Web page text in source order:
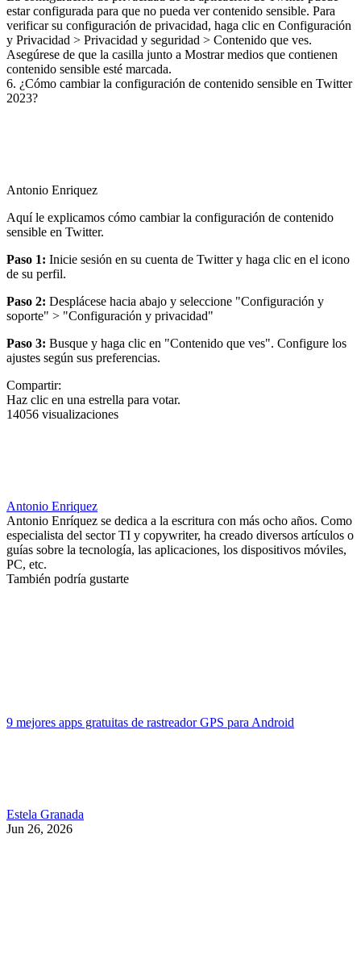
estar configurada para que no pueda ver contenido sensible. Para
verificar su configuración de privacidad, haga clic en Configuración
y Privacidad > Privacidad y seguridad > Contenido que ves.
Asegúrese de que la casilla junto a Mostrar medios que contienen
contenido sensible esté marcada.
6. ¿Cómo cambiar la configuración de contenido sensible en Twitter
2023?
Antonio Enriquez
Aquí le explicamos cómo cambiar la configuración de contenido
sensible en Twitter.
Paso 1: Inicie sesión en su cuenta de Twitter y haga clic en el icono
de su perfil.
Paso 2: Desplácese hacia abajo y seleccione "Configuración y
soporte" > "Configuración y privacidad"
Paso 3: Busque y haga clic en "Contenido que ves". Configure los
ajustes según sus preferencias.
Compartir:
Haz clic en una estrella para votar.
14056 visualizaciones
Antonio Enriquez
Antonio Enríquez se dedica a la escritura con más ocho años. Como
especialista del sector TI y copywriter, ha creado diversos artículos o
guías sobre la tecnología, las aplicaciones, los dispositivos móviles,
PC, etc.
También podría gustarte
9 mejores apps gratuitas de rastreador GPS para Android
Estela Granada
Jun 26, 2026